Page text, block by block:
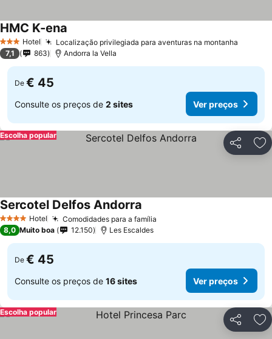
3 EstrelasHotel Localização privilegiada para aventuras na montanha
HMC K-ena
7,1 863 Andorra la Vella
De € 45
Consulte os preços de 2 sites Ver preços
Partilhar
Escolha popular
4 EstrelasHotel Comodidades para a família
Sercotel Delfos Andorra
8,0 Muito boa 12.150 Les Escaldes
De € 45
Consulte os preços de 16 sites Ver preços
Partilhar
Escolha popular